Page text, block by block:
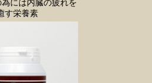
には内臓の疲れを
す栄養素